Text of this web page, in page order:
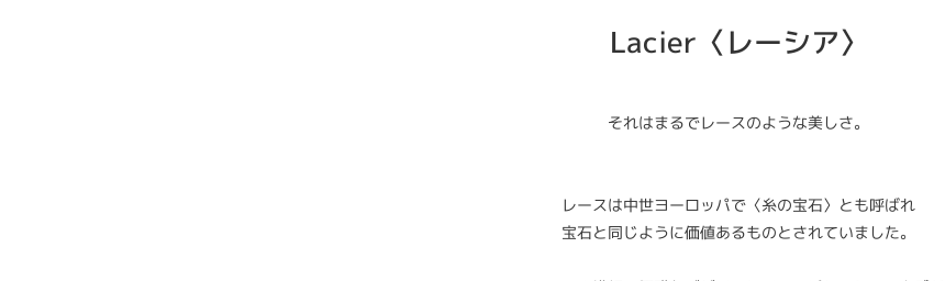
Lacier〈レーシア〉
それはまるでレースのような美しさ。
レースは中世ヨーロッパで〈糸の宝石〉とも呼ばれ
宝石と同じように価値あるものとされていました。